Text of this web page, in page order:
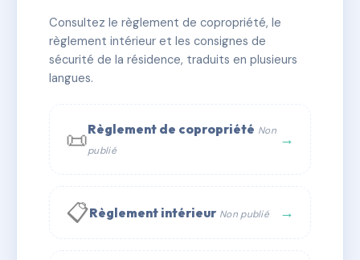
✓ Immatriculée 🏠 72 lots 🏗 6 bâtiment(s)
📞 Contacter Syndic Digital
Consultez le règlement de copropriété, le
règlement intérieur et les consignes de
sécurité de la résidence, traduits en plusieurs
langues.
📜Règlement de copropriété Non
publié
→
📋Règlement intérieur Non publié →